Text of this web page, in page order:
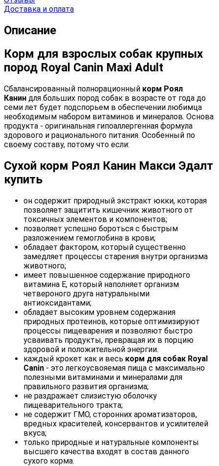
Доставка и оплата
Описание
Корм для взрослых собак крупных
пород Royal Canin Maxi Adult
Сбалансированный полнорационный корм Роял
Канин для больших пород собак в возрасте от года до
семи лет будет подспорьем в обеспечении любимца
необходимым набором витаминов и минералов. Основа
продукта - оригинальная гипоаллергенная формула
здорового и рационального питания. Особенный по
своему составу, потому что если:
Сухой корм Роял Канин Макси Эдалт
купить
он содержит природный экстракт юкки, которая
позволяет защитить кишечник животного от
токсичных элементов и компонентов;
позволяет успешно бороться с быстрым
разложением гемоглобина в крови;
обладает фактором, который существенно
замедляет процессы старения внутри организма
животного;
имеет повышенное содержание природного
витамина Е, который наполняет организм
четвероного друга натуральными
антиоксидантами;
обладает высоким уровнем содержания
природных протеинов, которые оптимизируют
процессы пищеварения и позволяют быстро
усваивать продукты, превращая их в порцию
здоровой и положительной энергии.
каждый крокет как и весь корм для собак Royal
Canin - это легкоусвояемая пища с максимально
полезными витаминами и минералами для
правильного развития организма;
не раздражает слизистую оболочку
пищеварительного тракта;
не содержит ГМО, сторонних ароматизаторов,
вредных красителей, консервантов и усилителей
вкуса;
только природные и натуральные компоненты
высшего качества входят в состав данного
сухого корма.